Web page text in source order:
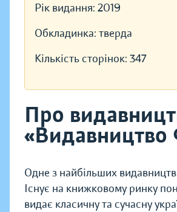
Рік видання: 2019
Обкладинка: тверда
Кількість сторінок: 347
Про
«Видавництво
Одне з найбільших видавництв
Існує на книжковому ринку
видає класичну та сучасну